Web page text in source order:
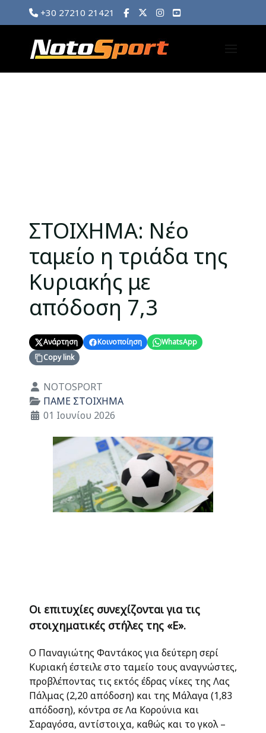
+30 27210 21421
ΣΤΟΙΧΗΜΑ: Νέο
ταμείο η τριάδα της
Κυριακής με
απόδοση 7,3
Ανάρτηση Κοινοποίηση
WhatsApp
Copy link
Λεπτομέρειες
NOTOSPORT
ΠΑΜΕ ΣΤΟΙΧΗΜΑ
01 Ιουνίου 2026
Οι επιτυχίες συνεχίζονται για τις
στοιχηματικές στήλες της «Ε».
Ο Παναγιώτης Φαντάκος για δεύτερη σερί
Κυριακή έστειλε στο ταμείο τους αναγνώστες,
προβλέποντας τις εκτός έδρας νίκες της Λας
Πάλμας (2,20 απόδοση) και της Μάλαγα (1,83
απόδοση), κόντρα σε Λα Κορούνια και
Σαραγόσα, αντίστοιχα, καθώς και το γκολ –